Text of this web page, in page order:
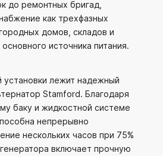
до ремонтных бригад,
как трехфазных
домов, складов и
источника питания.
установки лежит надежный
Stamford. Благодаря
баку и жидкостной системе
непрерывно
нескольких часов при 75%
включает прочную